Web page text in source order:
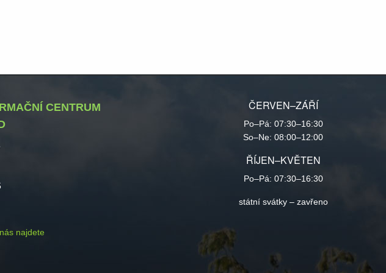
CENTRUM
najdete
ČERVEN–ZÁŘÍ
Po–Pá: 07:30–16:30
So–Ne: 08:00–12:00
ŘÍJEN–KVĚTEN
Po–Pá: 07:30–16:30
státní svátky – zavřeno